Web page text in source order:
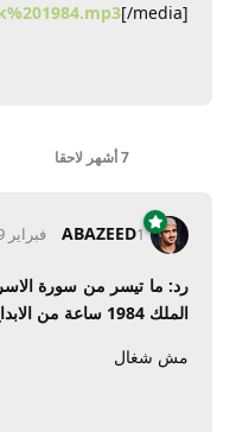
[/media]
7 أشهر لاحقا
ABAZEED1 فبراير 2009
رد: ما تيسر من سورة
الملك 1984 ساعة من الابداع
مش شغال